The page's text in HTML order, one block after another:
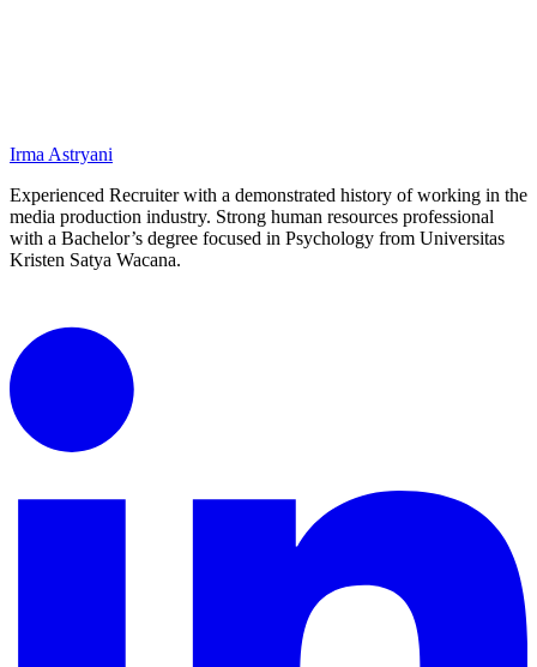
Irma Astryani
Experienced Recruiter with a demonstrated history of working in the
media production industry. Strong human resources professional
with a Bachelor’s degree focused in Psychology from Universitas
Kristen Satya Wacana.